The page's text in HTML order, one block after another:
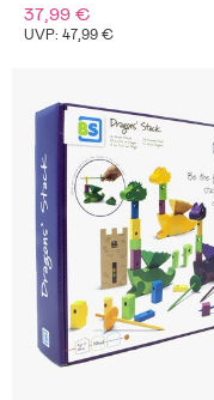
37,99 €
UVP: 47,99 €